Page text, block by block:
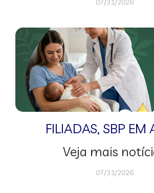
FILIADAS, SBP EM
Veja mais
07/31/2026